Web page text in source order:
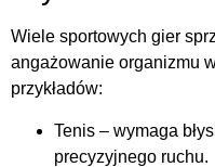
Wiele sportowych gier
angażowanie organizmu
przykładów:
Tenis – wymaga
precyzyjnego ruchu.